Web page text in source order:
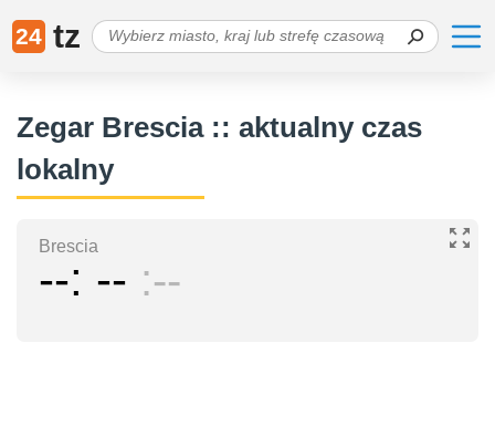
24 tz
Zegar Brescia :: aktualny czas
lokalny
Brescia
-- -- --